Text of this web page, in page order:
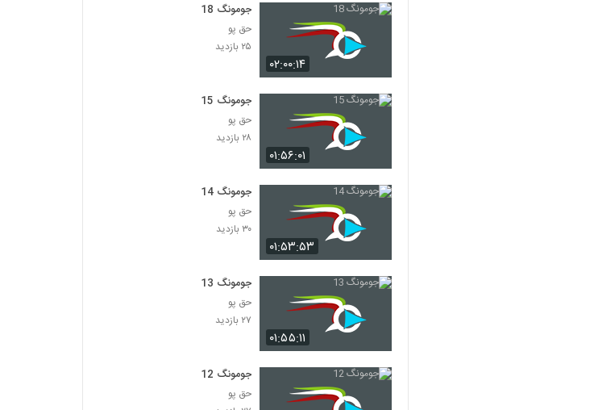
۰۲:۰۰:۱۴
جومونگ 18
حق پو
۲۵ بازدید
۰۱:۵۶:۰۱
جومونگ 15
حق پو
۲۸ بازدید
۰۱:۵۳:۵۳
جومونگ 14
حق پو
۳۰ بازدید
۰۱:۵۵:۱۱
جومونگ 13
حق پو
۲۷ بازدید
جومونگ 12
حق پو